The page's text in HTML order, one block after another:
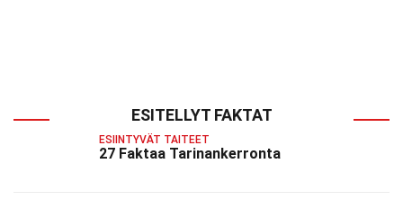
ESITELLYT FAKTAT
ESIINTYVÄT TAITEET
27 Faktaa Tarinankerronta